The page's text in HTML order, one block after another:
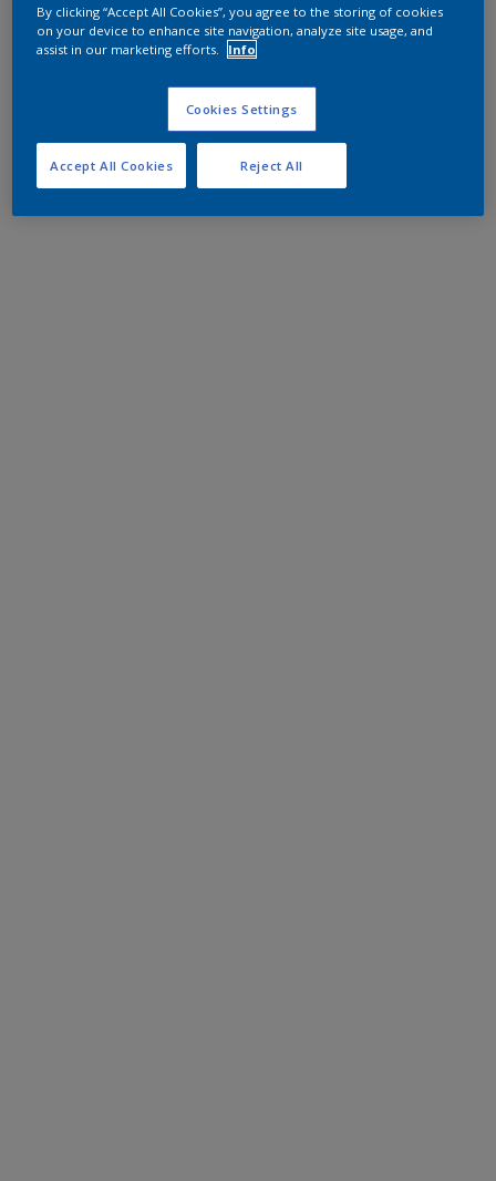
By clicking “Accept All Cookies”, you agree to the storing of cookies
on your device to enhance site navigation, analyze site usage, and
assist in our marketing efforts.
Info
Cookies Settings
Reject All
Accept All Cookies